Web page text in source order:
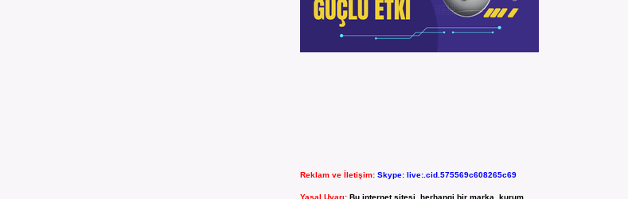
Reklam ve İletişim: Skype: live:.cid.575569c608265c69